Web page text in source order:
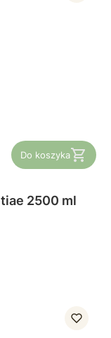
Do koszyka
2500 ml